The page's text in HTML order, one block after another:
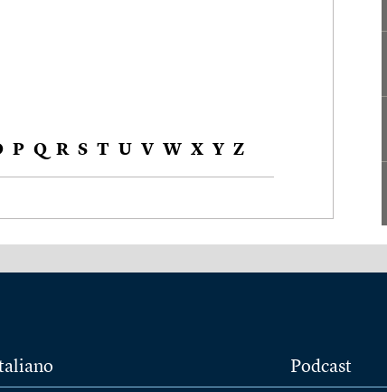
P Q R S T U V W X Y Z
Podcast